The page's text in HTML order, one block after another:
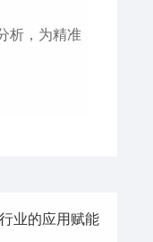
析，为精准
业的应用赋能